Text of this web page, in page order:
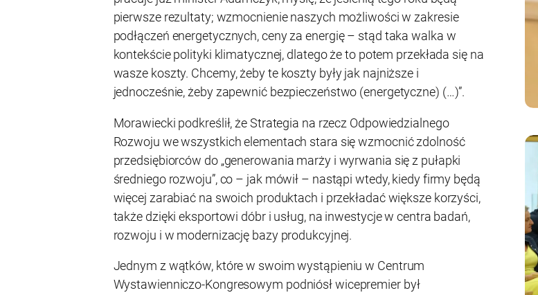
pierwsze rezultaty; wzmocnienie naszych możliwości w zakresie
podłączeń energetycznych, ceny za energię – stąd taka walka w
kontekście polityki klimatycznej, dlatego że to potem przekłada się na
wasze koszty. Chcemy, żeby te koszty były jak najniższe i
jednocześnie, żeby zapewnić bezpieczeństwo (energetyczne) (…)”.
Morawiecki podkreślił, że Strategia na rzecz Odpowiedzialnego
Rozwoju we wszystkich elementach stara się wzmocnić zdolność
przedsiębiorców do „generowania marży i wyrwania się z pułapki
średniego rozwoju”, co – jak mówił – nastąpi wtedy, kiedy firmy będą
więcej zarabiać na swoich produktach i przekładać większe korzyści,
także dzięki eksportowi dóbr i usług, na inwestycje w centra badań,
rozwoju i w modernizację bazy produkcyjnej.
Jednym z wątków, które w swoim wystąpieniu w Centrum
Wystawienniczo-Kongresowym podniósł wicepremier był